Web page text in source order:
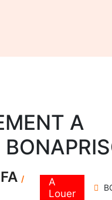
A
/
A
Louer